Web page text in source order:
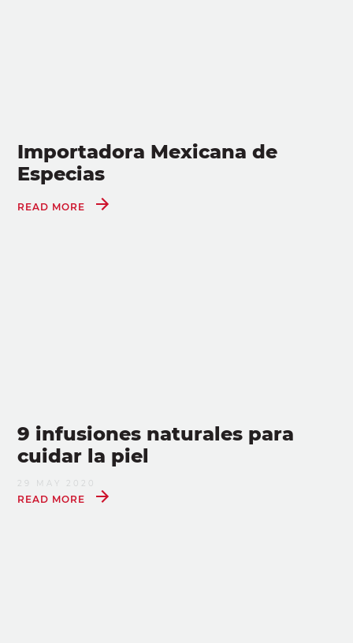
Importadora Mexicana de
Especias
READ MORE
9 infusiones naturales para
cuidar la piel
29 MAY 2020
READ MORE